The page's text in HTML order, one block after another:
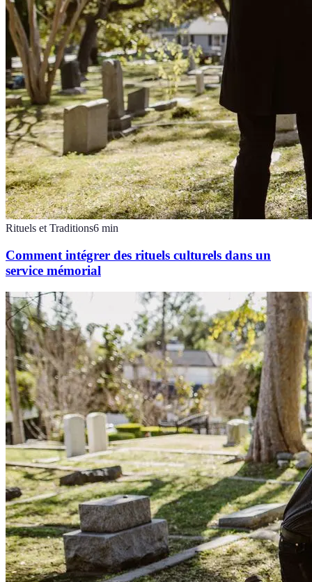
Rituels et Traditions6 min
Comment intégrer des rituels culturels dans un
service mémorial